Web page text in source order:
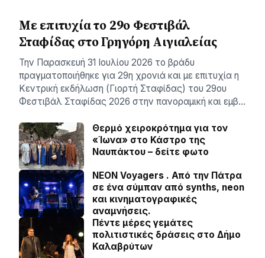
Με επιτυχία το 29ο Φεστιβάλ
Σταφίδας στο Γρηγόρη Aιγιαλείας
Την Παρασκευή 31 Ιουλίου 2026 το βράδυ
πραγματοποιήθηκε για 29η χρονιά και με επιτυχία η
Κεντρική εκδήλωση (Γιορτή Σταφίδας) του 29ου
Φεστιβάλ Σταφίδας 2026 στην πανοραμική και εμβ…
Θερμό χειροκρότημα για τον
«Ίωνα» στο Κάστρο της
Ναυπάκτου – δείτε φωτο
NEON Voyagers . Από την Πάτρα
σε ένα σύμπαν από synths, neon
και κινηματογραφικές
αναμνήσεις.
Πέντε μέρες γεμάτες
πολιτιστικές δράσεις στο Δήμο
Καλαβρύτων